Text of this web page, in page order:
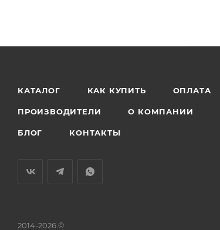
КАТАЛОГ КАК КУПИТЬ ОПЛАТА
ПРОИЗВОДИТЕЛИ О КОМПАНИИ
БЛОГ КОНТАКТЫ
2014-2026 ©